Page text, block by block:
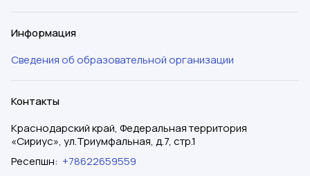
Информация
Сведения об образовательной организации
Контакты
Краснодарский край, Федеральная территория
«Сириус», ул.Триумфальная, д.7, стр.1
Ресепшн: +78622659559